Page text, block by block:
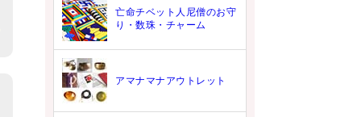
亡命チベット人尼僧のお守
り・数珠・チャーム
アマナマナアウトレット